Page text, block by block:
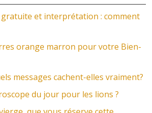
et interprétation : comment
orange marron pour votre Bien-
messages cachent-elles vraiment?
du jour pour les lions ?